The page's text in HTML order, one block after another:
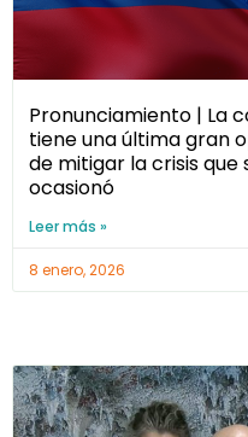
Pronunciamiento | La
tiene una última gran
de mitigar la crisis
ocasionó
Leer más »
8 enero, 2026